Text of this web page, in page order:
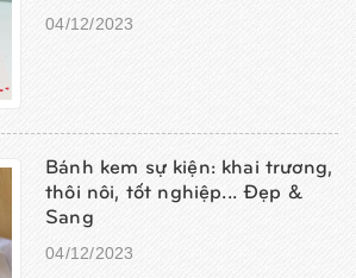
04/12/2023
Bánh kem sự kiện: khai trương,
thôi nôi, tốt nghiệp... Đẹp &
Sang
04/12/2023